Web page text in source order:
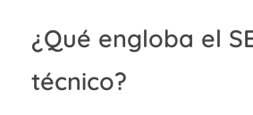
¿Qué engloba el
técnico?